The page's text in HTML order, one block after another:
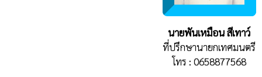
นายพันเหมือน สีเทาว์
ที่ปรึกษานายกเทศมนตรี
โทร : 0658877568